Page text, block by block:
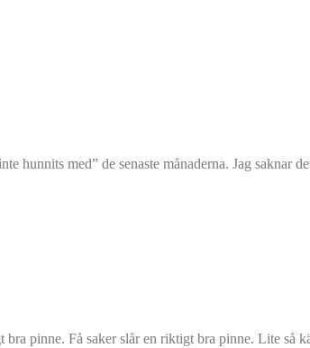
hunnits med” de senaste månaderna. Jag saknar
pinne. Få saker slår en riktigt bra pinne. Lite så